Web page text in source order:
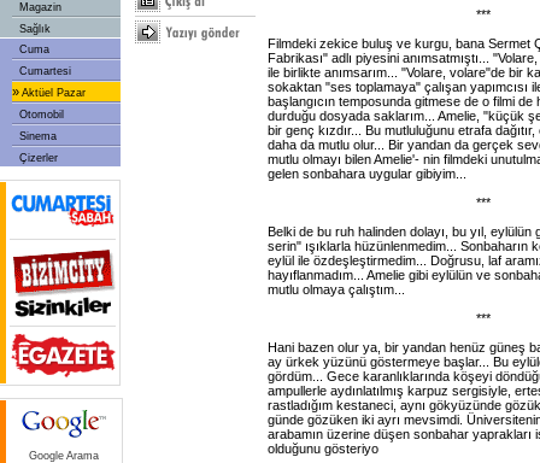
Magazin
Sağlık
Cuma
Cumartesi
» Aktüel Pazar
Otomobil
Sinema
Çizerler
Google Arama
***
Filmdeki zekice buluş ve kurgu, bana Sermet
Fabrikası" adlı piyesini anımsatmıştı...
ile birlikte anımsarım... "Volare, volare"de bir
sokaktan "ses toplamaya" çalışan yapımcısı
başlangıcın temposunda gitmese de o filmi de
durduğu dosyada saklarım... Amelie, "küçük
bir genç kızdır... Bu mutluluğunu etrafa
daha da mutlu olur... Bir yandan da gerçek
mutlu olmayı bilen Amelie'- nin filmdeki
gelen sonbahara uygular gibiyim...
***
Belki de bu ruh halinden dolayı, bu yıl,
serin" ışıklarla hüzünlenmedim... Sonbaharın
eylül ile özdeşleştirmedim... Doğrusu, laf
hayıflanmadım... Amelie gibi eylülün ve
mutlu olmaya çalıştım...
***
Hani bazen olur ya, bir yandan henüz güneş
ay ürkek yüzünü göstermeye başlar... Bu
gördüm... Gece karanlıklarında köşeyi
ampullerle aydınlatılmış karpuz sergisiyle,
rastladığım kestaneci, aynı gökyüzünde
günde gözüken iki ayrı mevsimdi.
arabamın üzerine düşen sonbahar yaprakları
olduğunu gösteriyo